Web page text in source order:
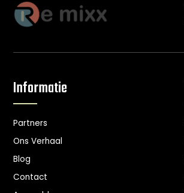
Informatie
Partners
Ons Verhaal
Blog
Contact